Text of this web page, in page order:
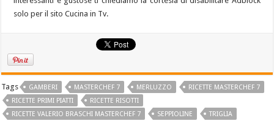
solo per il sito Cucina in Tv.
Tags GAMBERI MASTERCHEF 7 MERLUZZO
RICETTE MASTERCHEF 7
RICETTE PRIMI PIATTI
RICETTE RISOTTI
RICETTE VALERIO BRASCHI MASTERCHEF 7
SEPPIOLINE TRIGLIA